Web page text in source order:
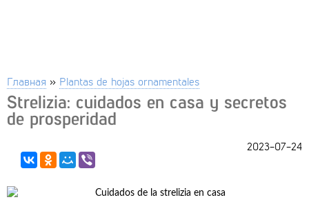
Главная » Plantas de hojas ornamentales
Strelizia: cuidados en casa y secretos
de prosperidad
2023-07-24